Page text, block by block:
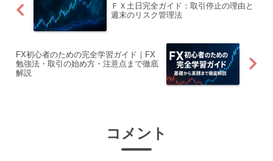
ＦＸ土日完全ガイド：取引停止の理由と
週末のリスク管理法
FX初心者のための完全学習ガイド｜FX
勉強法・取引の始め方・注意点まで徹底
解説
コメント